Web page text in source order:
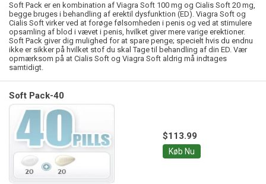
Soft Pack er en kombination af Viagra Soft 100 mg og Cialis Soft 20 mg,
begge bruges i behandling af erektil dysfunktion (ED). Viagra Soft og
Cialis Soft virker ved at forøge følsomheden i penis og ved at stimulere
opsamling af blod i vævet i penis, hvilket giver mere varige erektioner.
Soft Pack giver dig mulighed for at spare penge; specielt hvis du endnu
ikke er sikker på hvilket stof du skal Tage til behandling af din ED. Vær
opmærksom på at Cialis Soft og Viagra Soft aldrig må indtages
samtidigt.
Soft Pack-40
$113.99
Køb Nu